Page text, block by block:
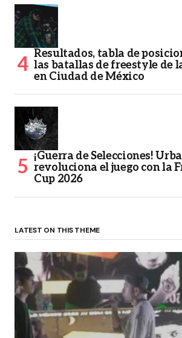
Resultados, tabla de
las batallas de freestyle de
en Ciudad de México
¡Guerra de Selecciones!
revoluciona el juego con la
Cup 2026
LATEST ON THIS THEME